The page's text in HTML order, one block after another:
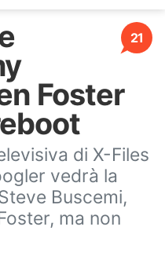
21
Foster
di X-Files
vedrà la
Buscemi,
ma non